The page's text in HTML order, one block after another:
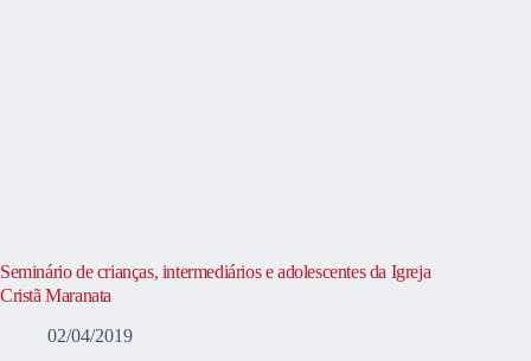
Seminário de crianças, intermediários e adolescentes da Igreja
Cristã Maranata
02/04/2019